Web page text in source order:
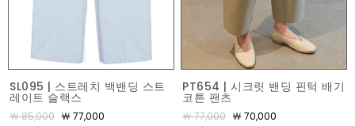
SL095 | 스트레치 백밴딩 스트
레이트 슬랙스
￦ 85,000 ￦ 77,000
PT654 | 시크릿 밴딩 핀턱 배기
코튼 팬츠
￦ 77,000 ￦ 70,000